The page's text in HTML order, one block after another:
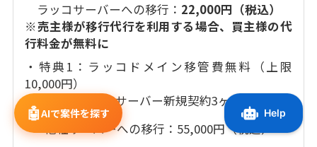
ラッコサーバーへの移行： 22,000円（税込）
※売主様が移行代行を利用する場合、買主様の代
行料金が無料に
・特典1：ラッコドメイン移管費無料（上限
10,000円）
・特典2：ラッコサーバー新規契約3ヶ月無料
他社サーバーへの移行：55,000円（税込）
🤖AIで案件を探す